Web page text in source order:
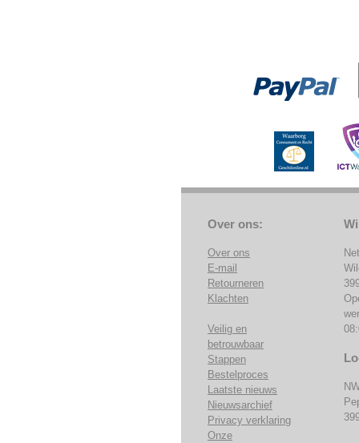
Over ons:
Over ons
E-mail
Retourneren
Klachten
Veilig en
betrouwbaar
Stappen
Bestelproces
Laatste nieuws
Nieuwsarchief
Privacy verklaring
Onze